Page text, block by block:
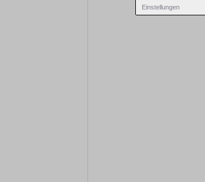
Einstellungen